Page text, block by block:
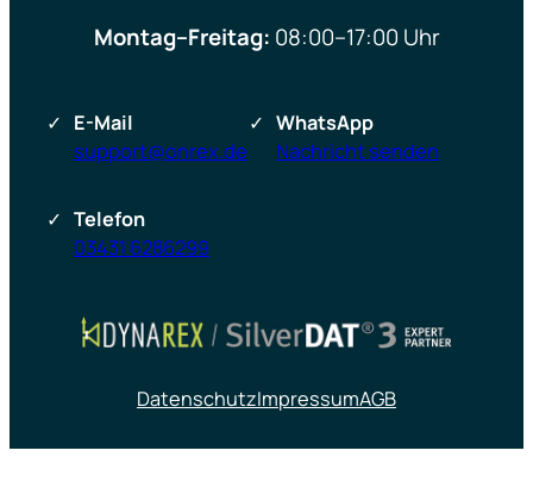
Montag–Freitag: 08:00–17:00 Uhr
E-Mail
support@onrex.de
WhatsApp
Nachricht senden
Telefon
03431 6286299
DatenschutzImpressumAGB